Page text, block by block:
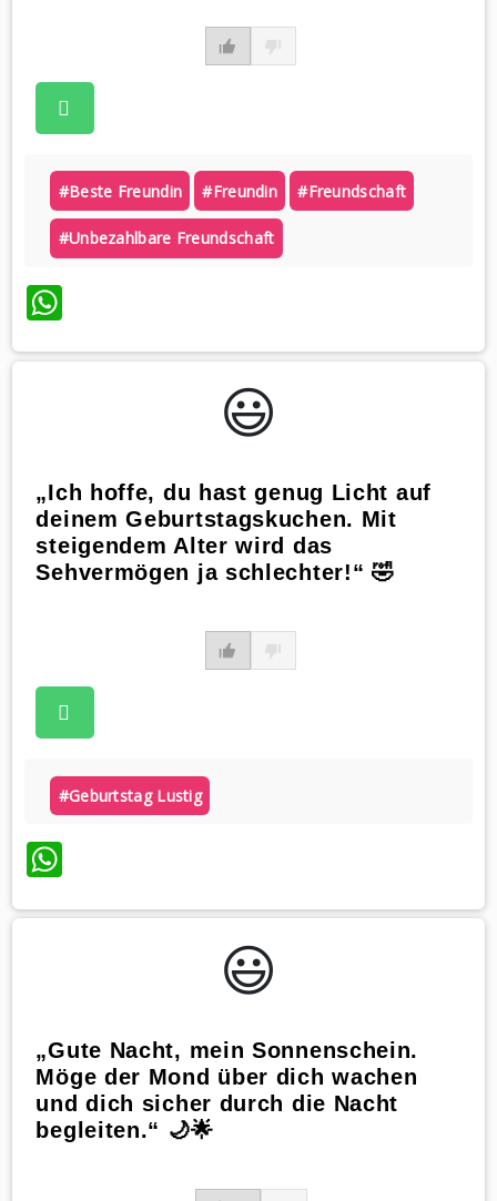
#beste Freundin #freundin #freundschaft
#unbezahlbare Freundschaft
WhatsApp
😃️
„Ich hoffe, du hast genug Licht auf
deinem Geburtstagskuchen. Mit
steigendem Alter wird das
Sehvermögen ja schlechter!“ 🤣
#geburtstag Lustig
WhatsApp
😃️
„Gute Nacht, mein Sonnenschein.
Möge der Mond über dich wachen
und dich sicher durch die Nacht
begleiten.“ 🌙🌟